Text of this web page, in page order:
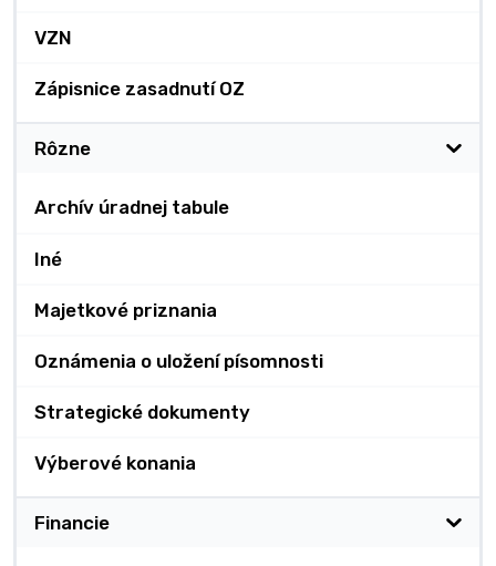
VZN
Zápisnice zasadnutí OZ
Rôzne
Archív úradnej tabule
Iné
Majetkové priznania
Oznámenia o uložení písomnosti
Strategické dokumenty
Výberové konania
Financie